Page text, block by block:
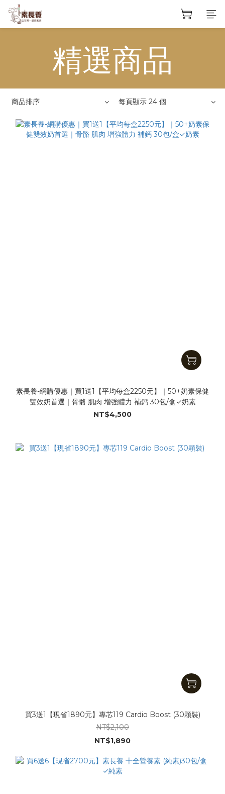
精選商品
商品排序 每頁顯示 24 個
素長養-網購優惠｜買1送1【平均每盒2250元】｜50+奶素保健
雙效奶首選｜骨骼 肌肉 增強體力 補鈣 30包/盒✓奶素
NT$4,500
買3送1【現省1890元】專芯119 Cardio Boost (30顆裝)
NT$2,100
NT$1,890